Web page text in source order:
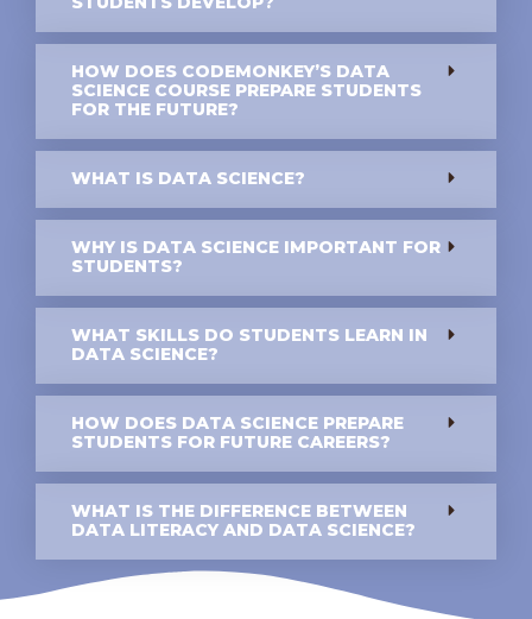
HOW DOES CODEMONKEY’S DATA
SCIENCE COURSE PREPARE STUDENTS
FOR THE FUTURE?
WHAT IS DATA SCIENCE?
WHY IS DATA SCIENCE IMPORTANT FOR
STUDENTS?
WHAT SKILLS DO STUDENTS LEARN IN
DATA SCIENCE?
HOW DOES DATA SCIENCE PREPARE
STUDENTS FOR FUTURE CAREERS?
WHAT IS THE DIFFERENCE BETWEEN
DATA LITERACY AND DATA SCIENCE?